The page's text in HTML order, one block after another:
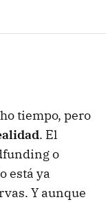
tiempo, pero
. El
o
está ya
Y aunque